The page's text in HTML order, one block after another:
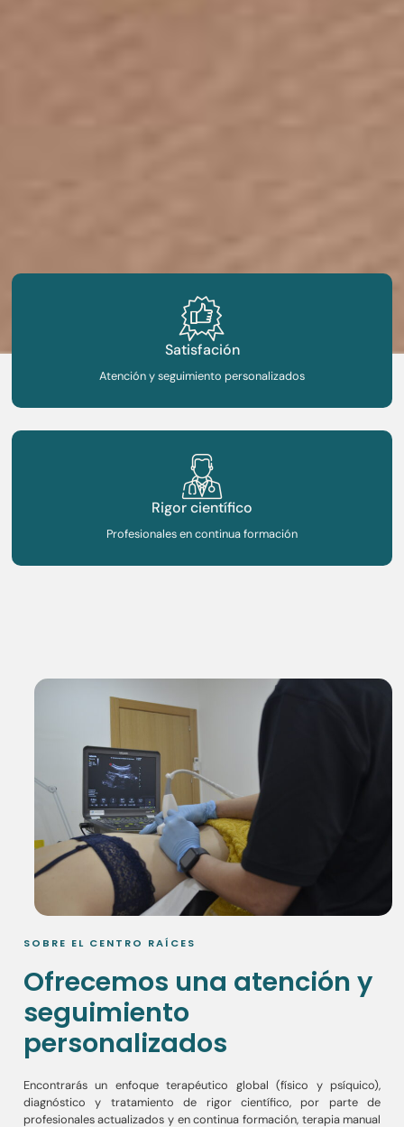
Satisfación
Atención y seguimiento personalizados
Rigor científico
Profesionales en continua formación
SOBRE EL CENTRO RAÍCES
Ofrecemos una atención y
seguimiento
personalizados
Encontrarás un enfoque terapéutico global (físico y psíquico),
diagnóstico y tratamiento de rigor científico, por parte de
profesionales actualizados y en continua formación, terapia manual